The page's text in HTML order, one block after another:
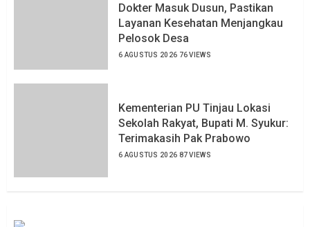
Dokter Masuk Dusun, Pastikan
Layanan Kesehatan Menjangkau
Pelosok Desa
6 AGUSTUS 2026 76 VIEWS
Kementerian PU Tinjau Lokasi
Sekolah Rakyat, Bupati M. Syukur:
Terimakasih Pak Prabowo
6 AGUSTUS 2026 87 VIEWS